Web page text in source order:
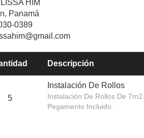
HIM
Panamá
0389
Descripción
5
Instalación De Rollos
Instalación De Rollos De 7m2.
Pegamento Incluido.